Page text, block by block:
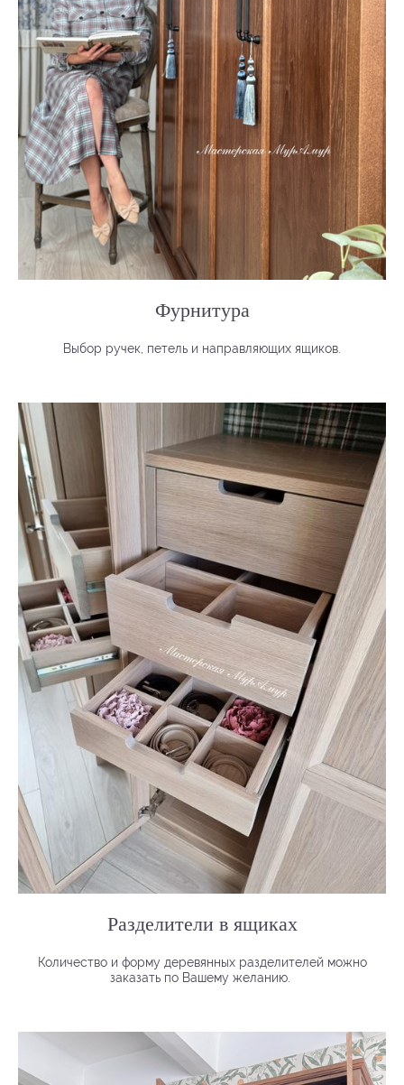
Фурнитура
Выбор ручек, петель и направляющих ящиков.
Разделители в ящиках
Количество и форму деревянных разделителей можно
заказать по Вашему желанию.